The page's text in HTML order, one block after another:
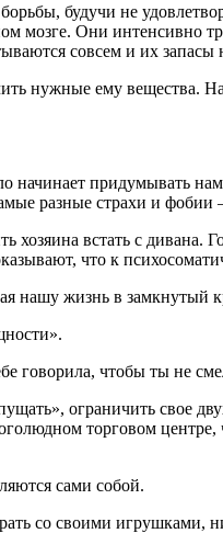
будучи не
мозге. Они интенсивно
совсем и их запасы
нужные ему вещества.
начинает придумывать
разные страхи и
встать с дивана.
что к
нашу жизнь в
говорила, чтобы ты не
ограничить свое
торговом
сами собой.
со своими игрушками,